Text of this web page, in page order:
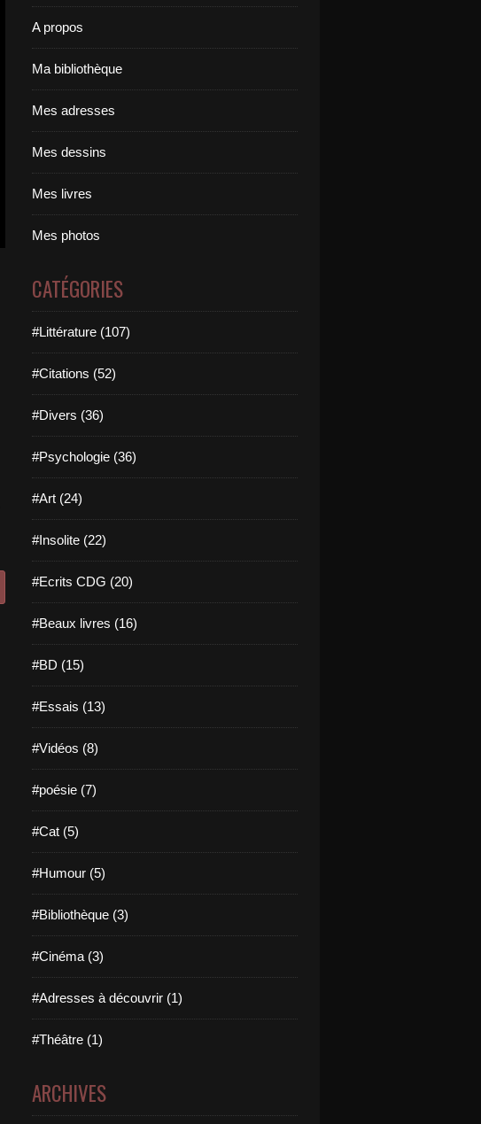
A propos
Ma bibliothèque
Mes adresses
Mes dessins
Mes livres
Mes photos
CATÉGORIES
#Littérature (107)
#Citations (52)
#Divers (36)
#Psychologie (36)
#Art (24)
#Insolite (22)
#Ecrits CDG (20)
#Beaux livres (16)
#BD (15)
#Essais (13)
#Vidéos (8)
#poésie (7)
#Cat (5)
#Humour (5)
#Bibliothèque (3)
#Cinéma (3)
#Adresses à découvrir (1)
#Théâtre (1)
ARCHIVES